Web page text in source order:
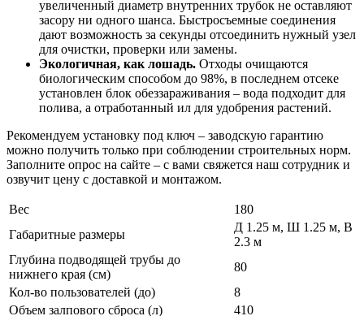
увеличенный диаметр внутренних трубок не оставляют
засору ни одного шанса. Быстросъемные соединения
дают возможность за секунды отсоединить нужный узел
для очистки, проверки или замены.
Экологичная, как лошадь. Отходы очищаются
биологическим способом до 98%, в последнем отсеке
установлен блок обеззараживания – вода подходит для
полива, а отработанный ил для удобрения растений.
Рекомендуем установку под ключ – заводскую гарантию
можно получить только при соблюдении строительных норм.
Заполните опрос на сайте – с вами свяжется наш сотрудник и
озвучит цену с доставкой и монтажом.
Вес
180
Габаритные размеры
Д 1.25 м, Ш 1.25 м, В
2.3 м
Глубина подводящей трубы до
нижнего края (см)
80
Кол-во пользователей (до)
8
Объем залпового сброса (л)
410